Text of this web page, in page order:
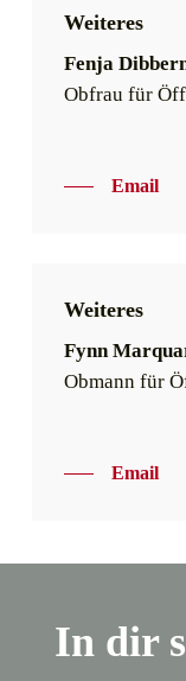
Weiteres
Fenja
Obfrau für
Email
Weiteres
Fynn
Obmann für
Email
In dir